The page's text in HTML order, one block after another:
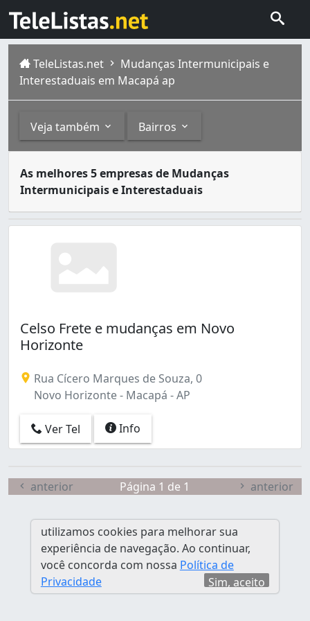
TeleListas.net
Mudanças Intermunicipais e
Interestaduais em Macapá ap
Veja também Bairros
Mudanças (1)
Alvorada (1)
As melhores 5 empresas de Mudanças
Intermunicipais e Interestaduais
Celso Frete e mudanças em Novo
Horizonte
Rua Cícero Marques de Souza, 0
Novo Horizonte - Macapá - AP
Ver Tel Info
anterior Página 1 de 1 anterior
utilizamos cookies para melhorar sua
experiência de navegação. Ao continuar,
você concorda com nossa Política de
Privacidade
Sim, aceito